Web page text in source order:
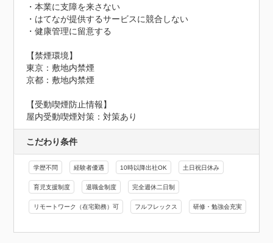
・本業に支障を来さない
・はてなが提供するサービスに競合しない
・健康管理に留意する
【禁煙環境】
東京：敷地内禁煙
京都：敷地内禁煙
【受動喫煙防止情報】
屋内受動喫煙対策：対策あり
こだわり条件
学歴不問 経験者優遇 10時以降出社OK 土日祝日休み
育児支援制度 退職金制度 完全週休二日制
リモートワーク（在宅勤務）可 フルフレックス 研修・勉強会充実